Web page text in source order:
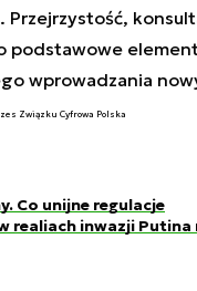
Przejrzystość,
podstawowe
wprowadzania
Związku Cyfrowa Polska
Co unijne regulacje
realiach inwazji Putina